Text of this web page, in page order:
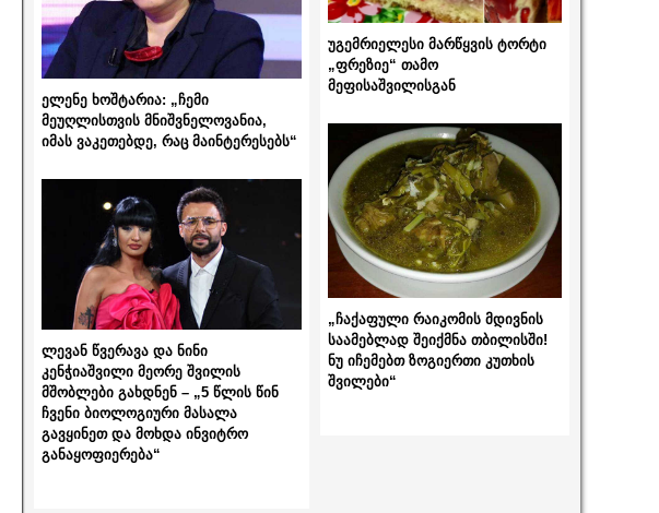
ელენე ხოშტარია: „ჩემი
მეუღლისთვის მნიშვნელოვანია,
იმას ვაკეთებდე, რაც მაინტერესებს“
ლევან წვერავა და ნინი
კენჭიაშვილი მეორე შვილის
მშობლები გახდნენ – „5 წლის წინ
ჩვენი ბიოლოგიური მასალა
გავყინეთ და მოხდა ინვიტრო
განაყოფიერება“
უგემრიელესი მარწყვის ტორტი
„ფრეზიე“ თამო
მეფისაშვილისგან
„ჩაქაფული რაიკომის მდივნის
საამებლად შეიქმნა თბილისში!
ნუ იჩემებთ ზოგიერთი კუთხის
შვილები“